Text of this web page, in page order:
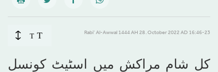
16:46-23 October 2022 AD ـ 28 Rabi’ Al-Awwal 1444 AH T
T
کل شام مراکش میں اسٹیٹ کونسل